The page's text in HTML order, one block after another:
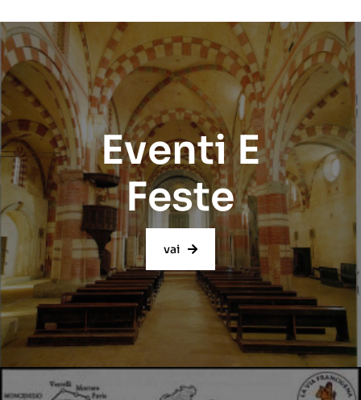
Eventi E
Feste
vai